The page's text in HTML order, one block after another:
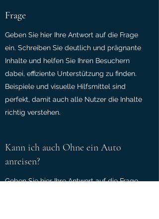
Frage
Geben Sie hier Ihre Antwort auf die Frage
ein. Schreiben Sie deutlich und prägnante
Inhalte und helfen Sie Ihren Besuchern
dabei, effiziente Unterstützung zu finden.
Beispiele und visuelle Hilfsmittel sind
perfekt, damit auch alle Nutzer die Inhalte
richtig verstehen.
Kann ich auch Ohne ein Auto
anreisen?
Geben Sie hier Ihre Antwort auf die Frage